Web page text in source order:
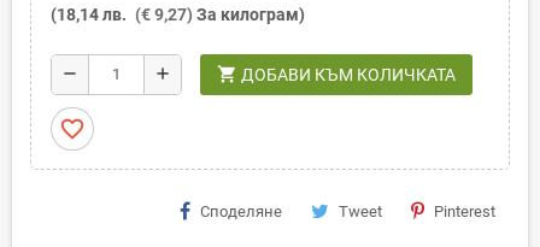
(18,14 лв. (€ 9,27) За килограм)
remove add shopping_cart ДОБАВИ КЪМ КОЛИЧКАТА
favorite_border
Споделяне Tweet Pinterest